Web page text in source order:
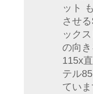
ット
させ
ック
の向
115x
テル
てい